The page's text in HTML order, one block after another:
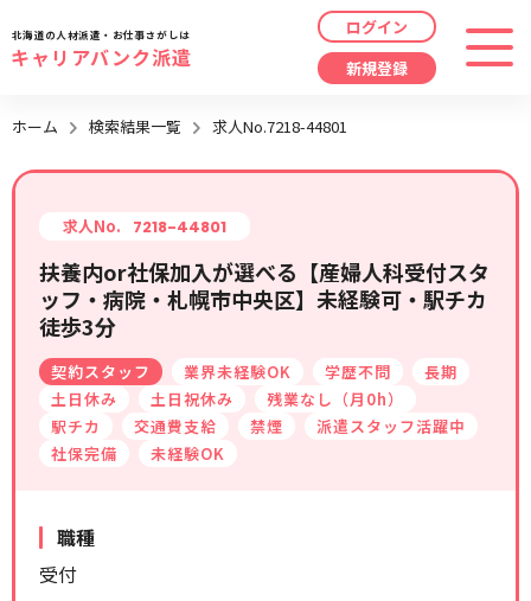
職種 指定なし
給与 時給/日給/月給から選択
こだわり 指定なし
キーワード 指定なし
最近見た求人
最近利用した検索条件
検索履歴はありません。
北海道の人材派遣・お仕事さがしは
キャリアバンク派遣
ログイン
新規登録
ホーム 検索結果一覧 求人No.7218-44801
求人No. 7218-44801
扶養内or社保加入が選べる【産婦人科受付スタ
ッフ・病院・札幌市中央区】未経験可・駅チカ
徒歩3分
契約スタッフ 業界未経験OK 学歴不問
長期
土日休み
土日祝休み
残業なし（月0h）
駅チカ
交通費支給 禁煙
派遣スタッフ活躍中
社保完備
未経験OK
職種
受付